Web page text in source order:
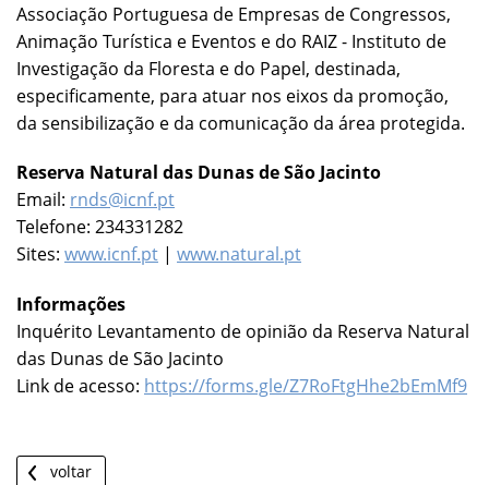
Associação Portuguesa de Empresas de Congressos,
Animação Turística e Eventos e do RAIZ - Instituto de
Investigação da Floresta e do Papel, destinada,
especificamente, para atuar nos eixos da promoção,
da sensibilização e da comunicação da área protegida.
Reserva Natural das Dunas de São Jacinto
Email: rnds@icnf.pt
Telefone: 234331282
Sites: www.icnf.pt | www.natural.pt
Informações
Inquérito Levantamento de opinião da Reserva Natural
das Dunas de São Jacinto
Link de acesso: https://forms.gle/Z7RoFtgHhe2bEmMf9
voltar